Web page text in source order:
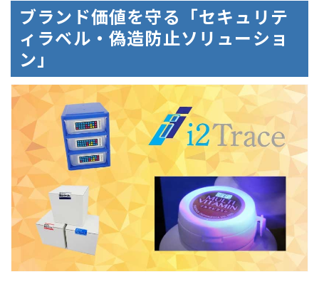
ブランド価値を守る「セキュリテ
ィラベル・偽造防止ソリューショ
ン」